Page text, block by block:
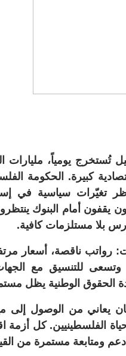
تُستخرج يومياً، مليارات
كبيرة. الحكومة
تغيّرات سياسية في
يقفون أمام البنوك
بلا مستلزمات كافية.
رواتب ناقصة، أسعار
للتنسيق مع
الحقوق الوطنية يظل
يعاني من الوصول إلى
الفلسطينيين. كل أزمة
ومتابعة مستمرة من